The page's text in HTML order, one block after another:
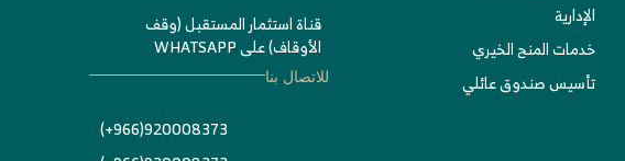
الإدارية
خدمات المنح الخيري
تأسيس صندوق عائلي
قناة استثمار المستقبل (وقف
الأوقاف) على WHATSAPP
للاتصال بنا
920008373(966+)